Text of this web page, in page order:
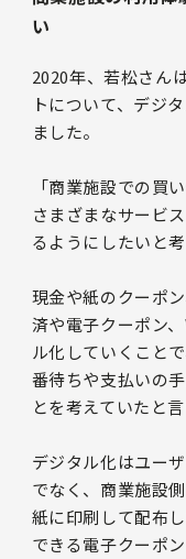
い
2020年、若松さん
トについて、デジ
ました。
「商業施設での買
さまざまなサービ
るようにしたいと
現金や紙のクーポ
済や電子クーポン
ル化していくこと
番待ちや支払いの
とを考えていたと言
デジタル化はユー
でなく、商業施設
紙に印刷して配布
できる電子クーポ